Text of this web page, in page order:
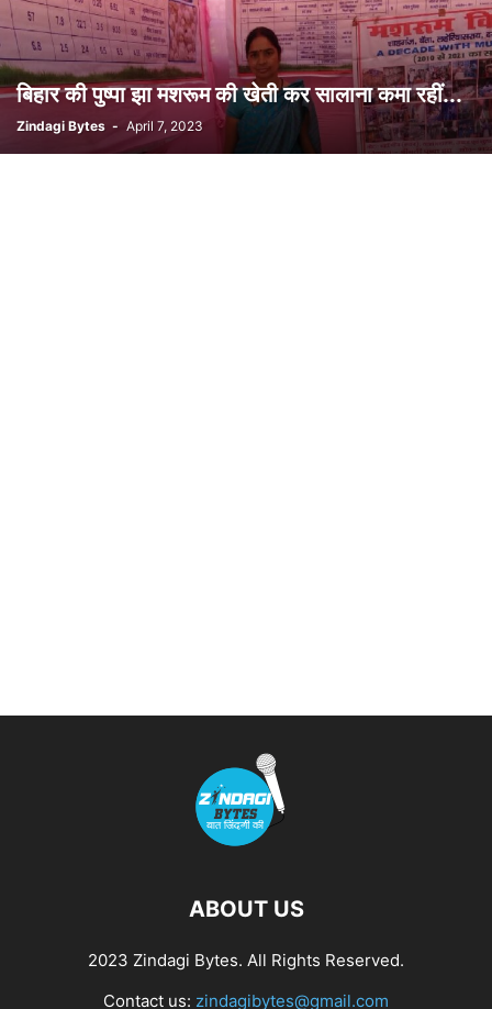
बिहार की पुष्पा झा मशरूम की खेती कर सालाना कमा रहीं...
Zindagi Bytes - April 7, 2023
ABOUT US
2023 Zindagi Bytes. All Rights Reserved.
Contact us: zindagibytes@gmail.com